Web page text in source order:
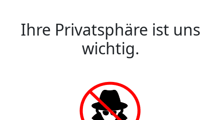
Ihre Privatsphäre ist uns
wichtig.